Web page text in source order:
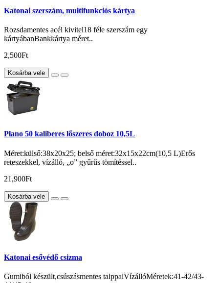
Katonai szerszám, multifunkciós kártya
Rozsdamentes acél kivitel18 féle szerszám egy
kártyábanBankkártya méret..
2,500Ft
Kosárba vele
Plano 50 kaliberes lőszeres doboz 10,5L
Méret:külső:38x20x25; belső méret:32x15x22cm(10,5 L)Erős
reteszekkel, vízálló, „o” gyűrűs tömítéssel..
21,900Ft
Kosárba vele
Katonai esővédő csizma
Gumiból készült,csúszásmentes talppalVízállóMéretek:41-42/43-